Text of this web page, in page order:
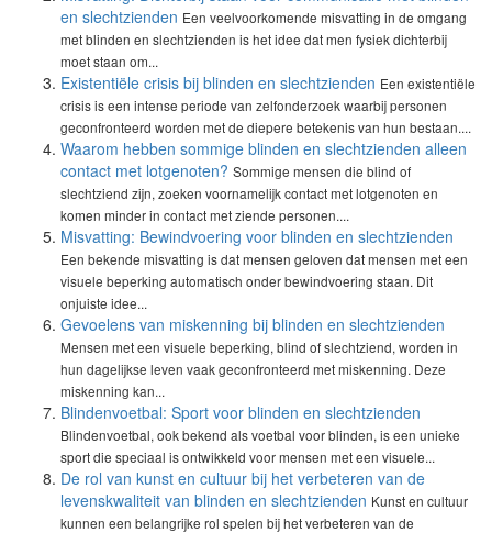
en slechtzienden Een veelvoorkomende misvatting in de omgang
met blinden en slechtzienden is het idee dat men fysiek dichterbij
moet staan om...
Existentiële crisis bij blinden en slechtzienden Een existentiële
crisis is een intense periode van zelfonderzoek waarbij personen
geconfronteerd worden met de diepere betekenis van hun bestaan....
Waarom hebben sommige blinden en slechtzienden alleen
contact met lotgenoten? Sommige mensen die blind of
slechtziend zijn, zoeken voornamelijk contact met lotgenoten en
komen minder in contact met ziende personen....
Misvatting: Bewindvoering voor blinden en slechtzienden
Een bekende misvatting is dat mensen geloven dat mensen met een
visuele beperking automatisch onder bewindvoering staan. Dit
onjuiste idee...
Gevoelens van miskenning bij blinden en slechtzienden
Mensen met een visuele beperking, blind of slechtziend, worden in
hun dagelijkse leven vaak geconfronteerd met miskenning. Deze
miskenning kan...
Blindenvoetbal: Sport voor blinden en slechtzienden
Blindenvoetbal, ook bekend als voetbal voor blinden, is een unieke
sport die speciaal is ontwikkeld voor mensen met een visuele...
De rol van kunst en cultuur bij het verbeteren van de
levenskwaliteit van blinden en slechtzienden Kunst en cultuur
kunnen een belangrijke rol spelen bij het verbeteren van de